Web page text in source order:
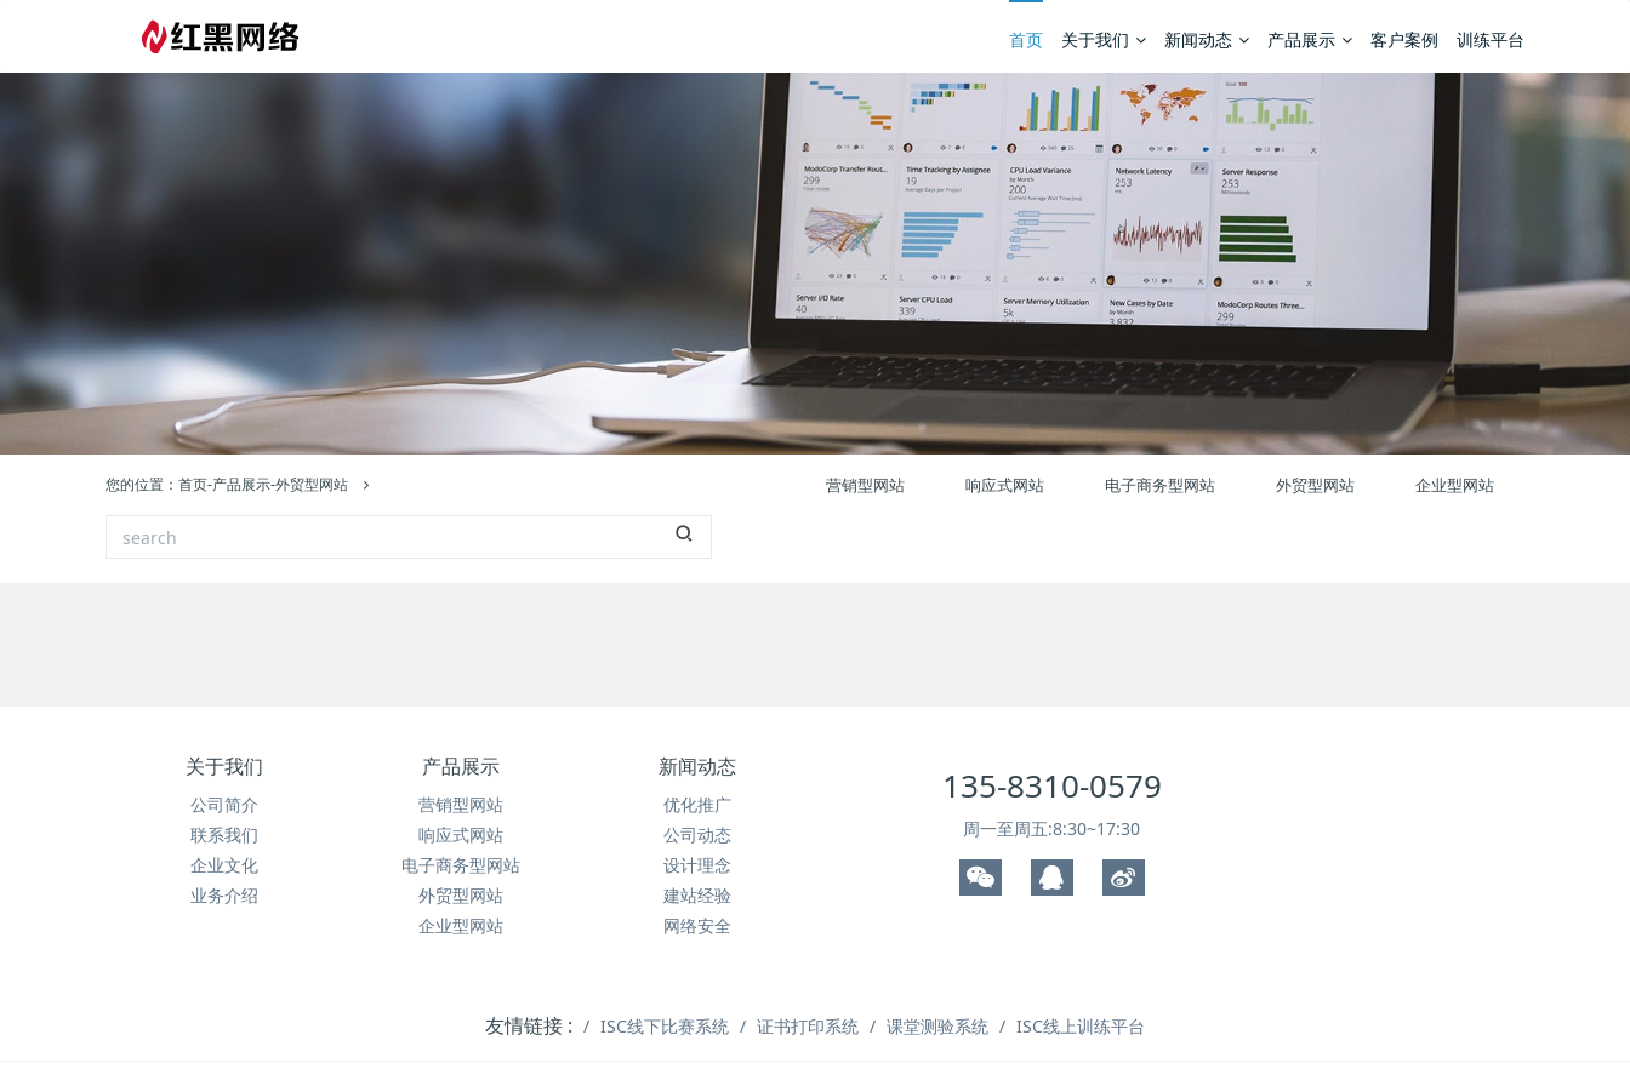
首页 关于我们 新闻动态 产品展示 客户案例 训练平台
您的位置： 首页-产品展示-外贸型网站 营销型网站 响应式网站 电子商务型网站 外贸型网站 企业型网站
关于我们
公司简介
联系我们
企业文化
业务介绍
产品展示
营销型网站
响应式网站
电子商务型网站
外贸型网站
企业型网站
新闻动态
优化推广
公司动态
设计理念
建站经验
网络安全
135-8310-0579
周一至周五:8:30~17:30
友情链接 : ISC线下比赛系统 证书打印系统 课堂测验系统 ISC线上训练平台